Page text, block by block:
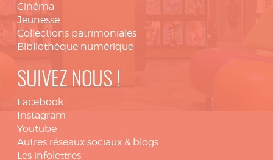
Cinéma
Jeunesse
Collections patrimoniales
Bibliothèque numérique
SUIVEZ NOUS !
Facebook
Instagram
Youtube
Autres réseaux sociaux & blogs
Les infolettres